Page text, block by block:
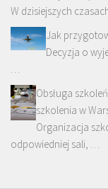
W dzisiejszych
Jak
Decyzja o
Obsługa
szkolenia w
Organizacja
odpowiedniej sali, …